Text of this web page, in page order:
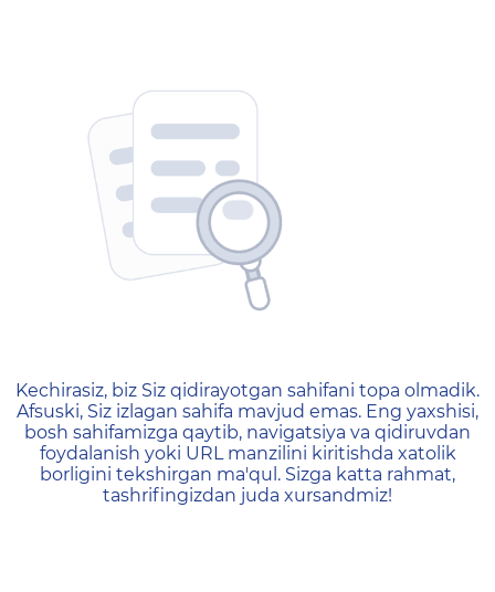
404 — Страница не
Kechirasiz, biz Siz qidirayotgan sahifani topa olmadik.
Afsuski, Siz izlagan sahifa mavjud emas. Eng yaxshisi,
bosh sahifamizga qaytib, navigatsiya va qidiruvdan
foydalanish yoki URL manzilini kiritishda xatolik
borligini tekshirgan ma'qul. Sizga katta rahmat,
tashrifingizdan juda xursandmiz!